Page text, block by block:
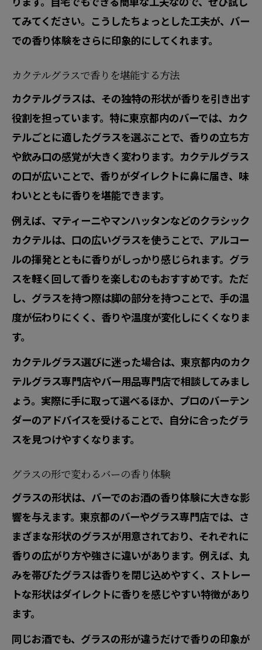
てみてください。こうしたちょっとした工夫が、バー
での香り体験をさらに印象的にしてくれます。
カクテルグラスで香りを堪能する方法
カクテルグラスは、その独特の形状が香りを引き出す
役割を担っています。特に東京都内のバーでは、カク
テルごとに適したグラスを選ぶことで、香りの立ち方
や飲み口の感覚が大きく変わります。カクテルグラス
の口が広いことで、香りがダイレクトに鼻に届き、味
わいとともに香りを堪能できます。
例えば、マティーニやマンハッタンなどのクラシック
カクテルは、口の広いグラスを使うことで、アルコー
ルの揮発とともに香りがしっかり感じられます。グラ
スを軽く回して香りを楽しむのもおすすめです。ただ
し、グラスを持つ際は脚の部分を持つことで、手の温
度が伝わりにくく、香りや温度が変化しにくくなりま
す。
カクテルグラス選びに迷った場合は、東京都内のカク
テルグラス専門店やバー用品専門店で相談してみまし
ょう。実際に手に取って選べるほか、プロのバーテン
ダーのアドバイスを受けることで、自分に合ったグラ
スを見つけやすくなります。
グラスの形で変わるバーの香り体験
グラスの形状は、バーでのお酒の香り体験に大きな影
響を与えます。東京都のバーやグラス専門店では、さ
まざまな形状のグラスが用意されており、それぞれに
香りの広がり方や強さに違いがあります。例えば、丸
みを帯びたグラスは香りを閉じ込めやすく、ストレー
トな形状はダイレクトに香りを感じやすい特徴があり
ます。
同じお酒でも、グラスの形が違うだけで香りの印象が